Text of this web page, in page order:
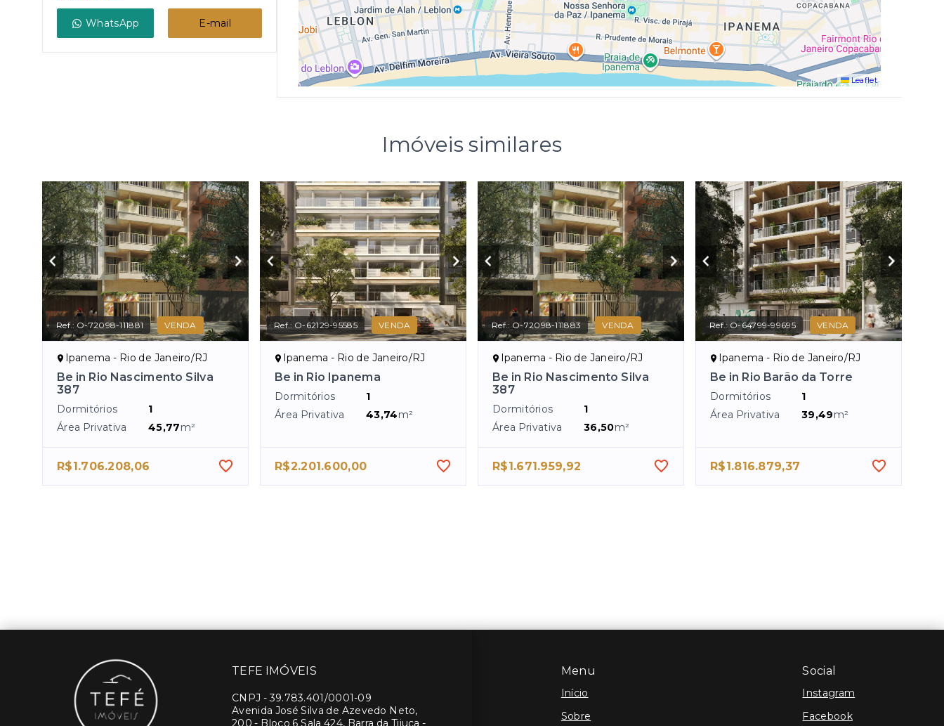
Leaflet
WhatsApp E-mail
Imóveis similares
Ref.: O-72098-111881 VENDA
Ipanema - Rio de Janeiro/RJ
Be in Rio Nascimento Silva
387
Dormitórios
1
Área Privativa
45,77m²
R$1.706.208,06
Ref.: O-62129-95585 VENDA
Ipanema - Rio de Janeiro/RJ
Be in Rio Ipanema
Dormitórios
1
Área Privativa
43,74m²
R$2.201.600,00
Ref.: O-72098-111883 VENDA
Ipanema - Rio de Janeiro/RJ
Be in Rio Nascimento Silva
387
Dormitórios
1
Área Privativa
36,50m²
R$1.671.959,92
Ref.: O-64799-99695 VENDA
Ipanema - Rio de Janeiro/RJ
Be in Rio Barão da Torre
Dormitórios
1
Área Privativa
39,49m²
R$1.816.879,37
Menu
Início
Sobre
Social
Instagram
Facebook
TEFE IMÓVEIS
CNPJ -39.783.401/0001-09
Avenida José Silva de Azevedo Neto,
200 - Bloco 6 Sala 424, Barra da Tijuca -